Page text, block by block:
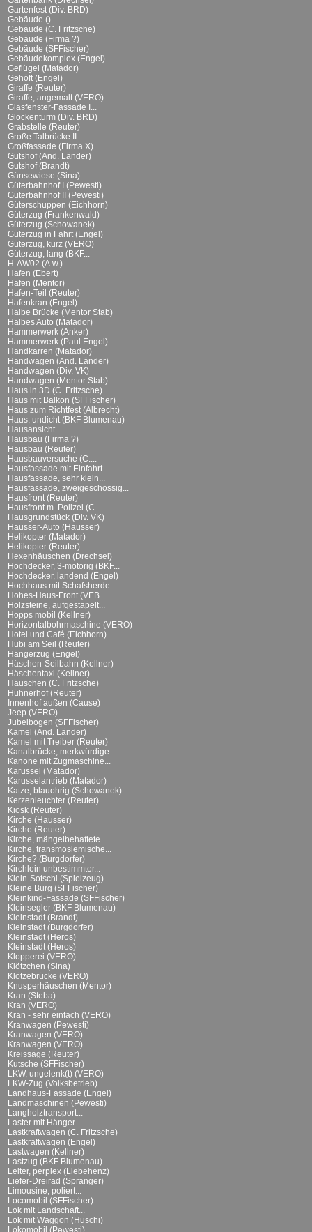
Gartenfest (Div. BRD)
Gebäude ()
Gebäude (C. Fritzsche)
Gebäude (Firma ?)
Gebäude (SFFischer)
Gebäudekomplex (Engel)
Geflügel (Matador)
Gehöft (Engel)
Giraffe (Reuter)
Giraffe, angemalt (VERO)
Glasfenster-Fassade I...
Glockenturm (Div. BRD)
Grabstelle (Reuter)
Große Talbrücke II...
Großfassade (Firma X)
Gutshof (And. Länder)
Gutshof (Brandt)
Gänsewiese (Sina)
Güterbahnhof I (Pewesti)
Güterbahnhof II (Pewesti)
Güterschuppen (Eichhorn)
Güterzug (Frankenwald)
Güterzug (Schowanek)
Güterzug in Fahrt (Engel)
Güterzug, kurz (VERO)
Güterzug, lang (BKF...
H-AW02 (A.w.)
Hafen (Ebert)
Hafen (Mentor)
Hafen-Teil (Reuter)
Hafenkran (Engel)
Halbe Brücke (Mentor Stab)
Halbes Auto (Matador)
Hammerwerk (Anker)
Hammerwerk (Paul Engel)
Handkarren (Matador)
Handwagen (And. Länder)
Handwagen (Div. VK)
Handwagen (Mentor Stab)
Haus in 3D (C. Fritzsche)
Haus mit Balkon (SFFischer)
Haus zum Richtfest (Albrecht)
Haus, undicht (BKF Blumenau)
Hausansicht...
Hausbau (Firma ?)
Hausbau (Reuter)
Hausbauversuche (C....
Hausfassade mit Einfahrt...
Hausfassade, sehr klein...
Hausfassade, zweigeschossig...
Hausfront (Reuter)
Hausfront m. Polizei (C....
Hausgrundstück (Div. VK)
Hausser-Auto (Hausser)
Helikopter (Matador)
Helikopter (Reuter)
Hexenhäuschen (Drechsel)
Hochdecker, 3-motorig (BKF...
Hochdecker, landend (Engel)
Hochhaus mit Schafsherde...
Hohes-Haus-Front (VEB...
Holzsteine, aufgestapelt...
Hopps mobil (Kellner)
Horizontalbohrmaschine (VERO)
Hotel und Café (Eichhorn)
Hubi am Seil (Reuter)
Hängerzug (Engel)
Häschen-Seilbahn (Kellner)
Häschentaxi (Kellner)
Häuschen (C. Fritzsche)
Hühnerhof (Reuter)
Innenhof außen (Cause)
Jeep (VERO)
Jubelbogen (SFFischer)
Kamel (And. Länder)
Kamel mit Treiber (Reuter)
Kanalbrücke, merkwürdige...
Kanone mit Zugmaschine...
Karussel (Matador)
Karusselantrieb (Matador)
Katze, blauohrig (Schowanek)
Kerzenleuchter (Reuter)
Kiosk (Reuter)
Kirche (Hausser)
Kirche (Reuter)
Kirche, mängelbehaftete...
Kirche, transmoslemische...
Kirche? (Burgdorfer)
Kirchlein unbestimmter...
Klein-Sotschi (Spielzeug)
Kleine Burg (SFFischer)
Kleinkind-Fassade (SFFischer)
Kleinsegler (BKF Blumenau)
Kleinstadt (Brandt)
Kleinstadt (Burgdorfer)
Kleinstadt (Heros)
Kleinstadt (Heros)
Klopperei (VERO)
Klötzchen (Sina)
Klötzebrücke (VERO)
Knusperhäuschen (Mentor)
Kran (Steba)
Kran (VERO)
Kran - sehr einfach (VERO)
Kranwagen (Pewesti)
Kranwagen (VERO)
Kranwagen (VERO)
Kreissäge (Reuter)
Kutsche (SFFischer)
LKW, ungelenk(t) (VERO)
LKW-Zug (Volksbetrieb)
Landhaus-Fassade (Engel)
Landmaschinen (Pewesti)
Langholztransport...
Laster mit Hänger...
Lastkraftwagen (C. Fritzsche)
Lastkraftwagen (Engel)
Lastwagen (Kellner)
Lastzug (BKF Blumenau)
Leiter, perplex (Liebehenz)
Liefer-Dreirad (Spranger)
Limousine, poliert...
Locomobil (SFFischer)
Lok mit Landschaft...
Lok mit Waggon (Huschi)
Lokomobil (Pewesti)